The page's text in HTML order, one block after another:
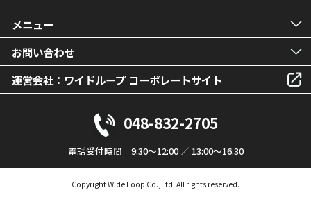
メニュー
お問い合わせ
運営会社：ワイドループ コーポレートサイト
048-832-2705
電話受付時間 9:30～12:00 ／ 13:00～16:30
Copyright Wide Loop Co.,Ltd. All rights reserved.